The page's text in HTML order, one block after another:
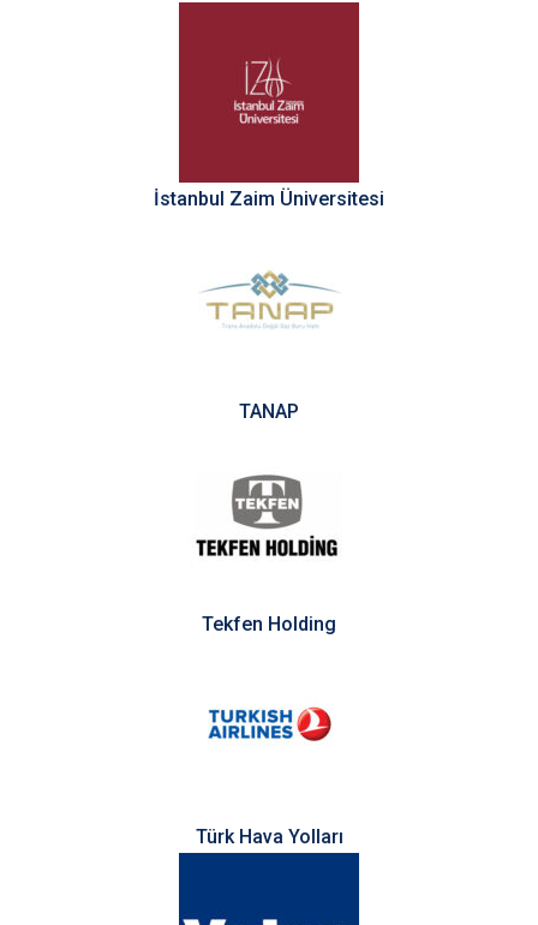
İstanbul Zaim Üniversitesi
TANAP
Tekfen Holding
Türk Hava Yolları